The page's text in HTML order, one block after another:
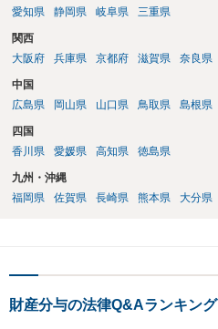
愛知県
静岡県 岐阜県 三重県
関西
大阪府
兵庫県 京都府 滋賀県 奈良県
中国
広島県
岡山県 山口県 鳥取県 島根県
四国
香川県
愛媛県 高知県 徳島県
九州・沖縄
福岡県
佐賀県 長崎県 熊本県 大分県
財産分与の法律Q&Aランキング